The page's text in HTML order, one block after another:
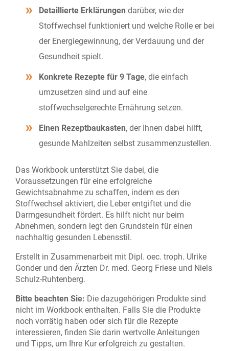
Detaillierte Erklärungen darüber, wie der
Stoffwechsel funktioniert und welche Rolle er bei
der Energiegewinnung, der Verdauung und der
Gesundheit spielt.
Konkrete Rezepte für 9 Tage, die einfach
umzusetzen sind und auf eine
stoffwechselgerechte Ernährung setzen.
Einen Rezeptbaukasten, der Ihnen dabei hilft,
gesunde Mahlzeiten selbst zusammenzustellen.
Das Workbook unterstützt Sie dabei, die
Voraussetzungen für eine erfolgreiche
Gewichtsabnahme zu schaffen, indem es den
Stoffwechsel aktiviert, die Leber entgiftet und die
Darmgesundheit fördert. Es hilft nicht nur beim
Abnehmen, sondern legt den Grundstein für einen
nachhaltig gesunden Lebensstil​.
Erstellt in Zusammenarbeit mit Dipl. oec. troph. Ulrike
Gonder und den Ärzten Dr. med. Georg Friese und Niels
Schulz-Ruhtenberg.
Bitte beachten Sie: Die dazugehörigen Produkte sind
nicht im Workbook enthalten. Falls Sie die Produkte
noch vorrätig haben oder sich für die Rezepte
interessieren, finden Sie darin wertvolle Anleitungen
und Tipps, um Ihre Kur erfolgreich zu gestalten.